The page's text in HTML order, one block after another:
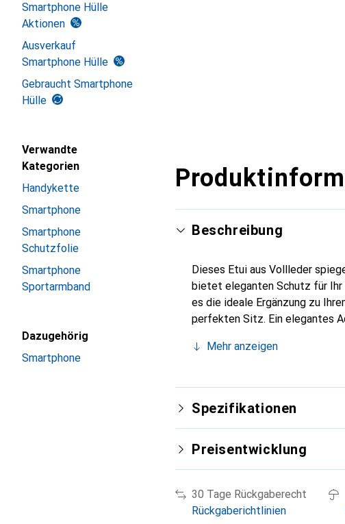
Smartphone Hülle
Aktionen
Ausverkauf
Smartphone Hülle
Gebraucht Smartphone
Hülle
Verwandte
Kategorien
Handykette
Smartphone
Smartphone
Schutzfolie
Smartphone
Sportarmband
Dazugehörig
Smartphone
Beschreibung
Dieses Etui aus Vollleder
bietet eleganten Schutz für Ihr
es die ideale Ergänzung zu
perfekten Sitz. Ein elegantes
Kunden.
Mehr anzeigen
Spezifikationen
Preisentwicklung
30 Tage Rückgaberecht
Rückgaberichtlinien